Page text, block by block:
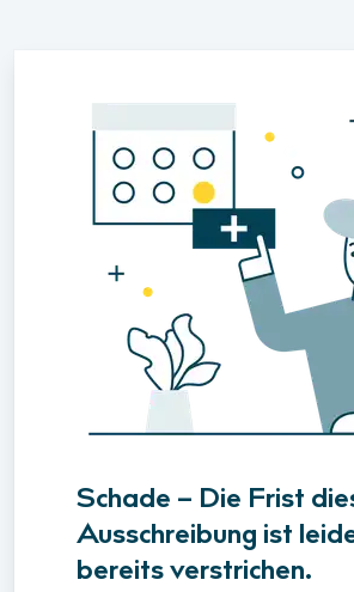
Schade – Die Frist
Ausschreibung ist
bereits verstrichen.